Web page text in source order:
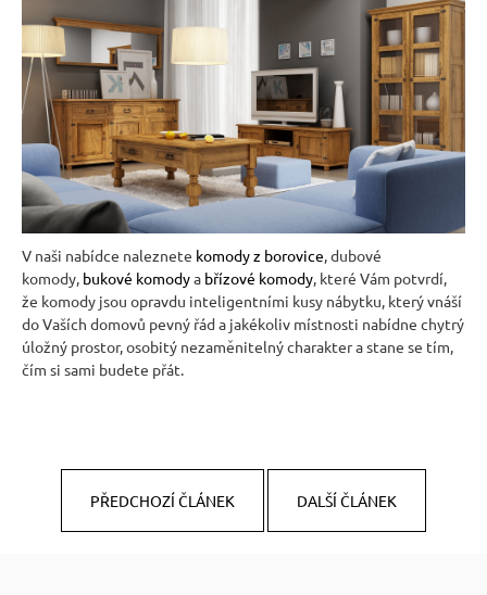
V naši nabídce naleznete komody z borovice, dubové
komody, bukové komodya břízové komody, které Vám potvrdí,
že komody jsou opravdu inteligentními kusy nábytku, který vnáší
do Vaších domovů pevný řád a jakékoliv místnosti nabídne chytrý
úložný prostor, osobitý nezaměnitelný charakter a stane se tím,
čím si sami budete přát.
PŘEDCHOZÍ ČLÁNEK DALŠÍ ČLÁNEK